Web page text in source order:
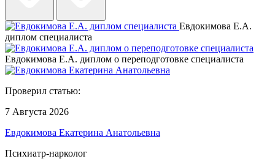
Евдокимова Е.А.
диплом специалиста
Евдокимова Е.А. диплом о переподготовке специалиста
Проверил статью:
7 Августа 2026
Евдокимова Екатерина Анатольевна
Психиатр-нарколог